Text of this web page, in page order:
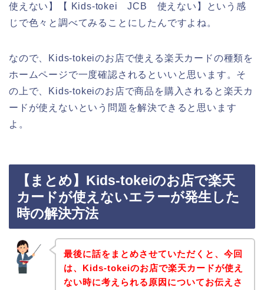
使えない】【 Kids-tokei JCB 使えない】という感
じで色々と調べてみることにしたんですよね。
なので、Kids-tokeiのお店で使える楽天カードの種類を
ホームページで一度確認されるといいと思います。そ
の上で、Kids-tokeiのお店で商品を購入されると楽天カ
ードが使えないという問題を解決できると思います
よ。
【まとめ】Kids-tokeiのお店で楽天
カードが使えないエラーが発生した
時の解決方法
最後に話をまとめさせていただくと、今回
は、Kids-tokeiのお店で楽天カードが使え
ない時に考えられる原因についてお伝えさ